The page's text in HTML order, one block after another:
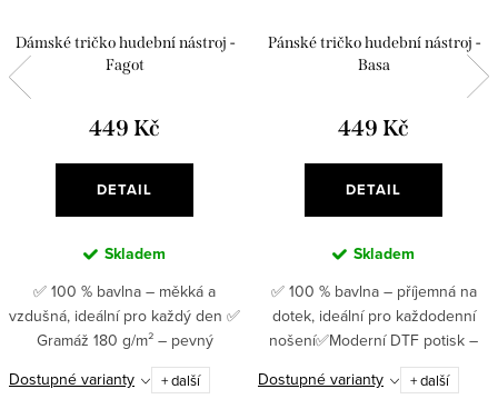
Dámské tričko hudební nástroj -
Fagot
449 Kč
DETAIL
Skladem
✅ 100 % bavlna – měkká a
vzdušná, ideální pro každý den ✅
Gramáž 180 g/m² – pevný
materiál, který zůstává krásný i
po mnoha praních✅Moderní DTF
Dostupné varianty + další
Pánské tričko hudební nástroj -
Basa
449 Kč
DETAIL
Skladem
✅ 100 % bavlna – příjemná na
dotek, ideální pro každodenní
nošení✅Moderní DTF potisk –
pružný, odolný, detailní ✅ Gramáž
180 g/m² – poctivý materiál, který
Dostupné varianty + další